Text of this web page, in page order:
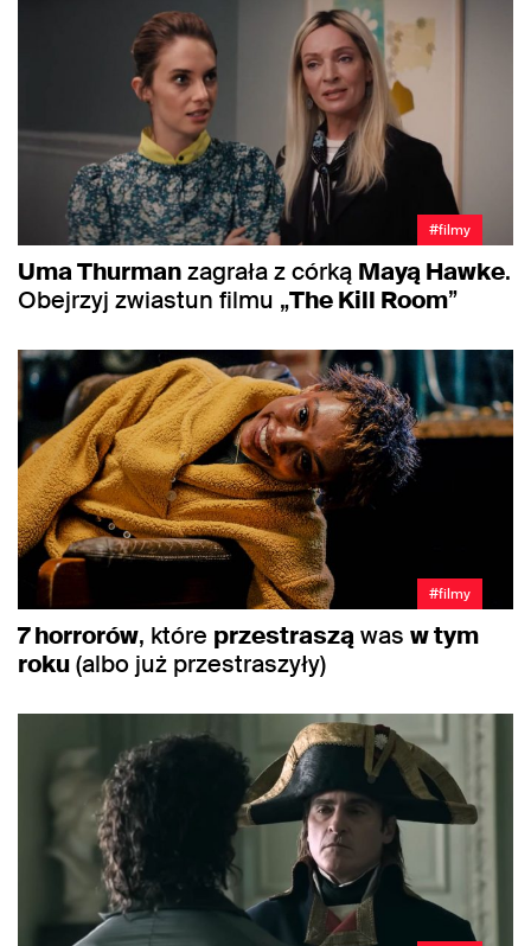
#filmy
Uma Thurmanzagrała z córką Mayą Hawke.
Obejrzyj zwiastun filmu „The Kill Room”
#filmy
7 horrorów, które przestrasząwas w tym
roku(albo już przestraszyły)